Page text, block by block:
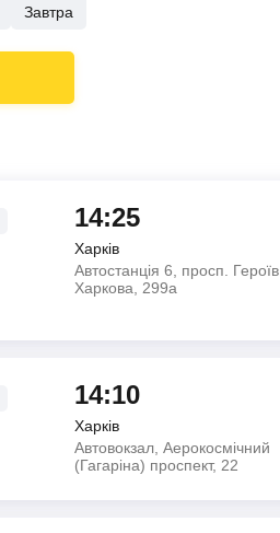
Завтра
14:25
Харків
Автостанція 6, просп. Героїв
Харкова, 299а
14:10
Харків
Автовокзал, Аерокосмічний
(Гагаріна) проспект, 22